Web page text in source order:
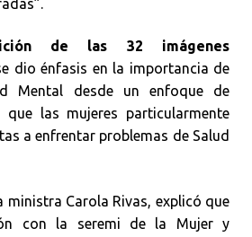
de las 32 imágenes
dio énfasis en la importancia de
Mental desde un enfoque de
que las mujeres particularmente
a enfrentar problemas de Salud
ministra Carola Rivas, explicó que
con la seremi de la Mujer y